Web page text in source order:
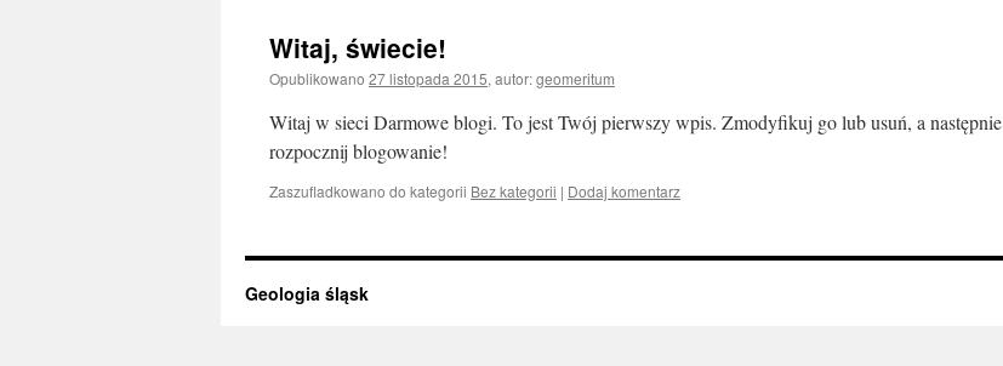
Witaj, świecie!
Opublikowano 27 listopada 2015, autor:geomeritum
Witaj w sieci Darmowe blogi. To jest Twój pierwszy wpis. Zmodyfikuj go lub usuń, a następnie
rozpocznij blogowanie!
Zaszufladkowano do kategorii Bez kategorii | Dodaj komentarz
Geologia śląsk